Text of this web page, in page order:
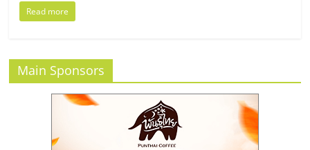
SMEs,
แฟ
รน
ไชส์,
Read more
Main Sponsors